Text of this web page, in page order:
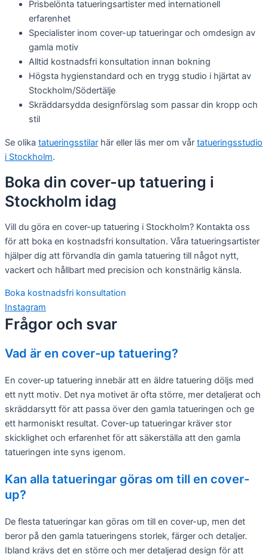
Prisbelönta tatueringsartister med internationell
erfarenhet
Specialister inom cover-up tatueringar och omdesign av
gamla motiv
Alltid kostnadsfri konsultation innan bokning
Högsta hygienstandard och en trygg studio i hjärtat av
Stockholm/Södertälje
Skräddarsydda designförslag som passar din kropp och
stil
Se olika tatueringsstilar här eller läs mer om vår tatueringsstudio
i Stockholm.
Boka din cover-up tatuering i
Stockholm idag
Vill du göra en cover-up tatuering i Stockholm? Kontakta oss
för att boka en kostnadsfri konsultation. Våra tatueringsartister
hjälper dig att förvandla din gamla tatuering till något nytt,
vackert och hållbart med precision och konstnärlig känsla.
Boka kostnadsfri konsultation
Instagram
Frågor och svar
Vad är en cover-up tatuering?
En cover-up tatuering innebär att en äldre tatuering döljs med
ett nytt motiv. Det nya motivet är ofta större, mer detaljerat och
skräddarsytt för att passa över den gamla tatueringen och ge
ett harmoniskt resultat. Cover-up tatueringar kräver stor
skicklighet och erfarenhet för att säkerställa att den gamla
tatueringen inte syns igenom.
Kan alla tatueringar göras om till en cover-
up?
De flesta tatueringar kan göras om till en cover-up, men det
beror på den gamla tatueringens storlek, färger och detaljer.
Ibland krävs det en större och mer detaljerad design för att